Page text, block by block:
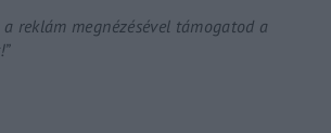
a reklám megnézésével támogatod a